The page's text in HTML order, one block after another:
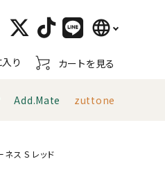
language
日本語
English
り カートを見る
消臭剤
プリ
配送について
Add.Mate zuttone
ス S レッド